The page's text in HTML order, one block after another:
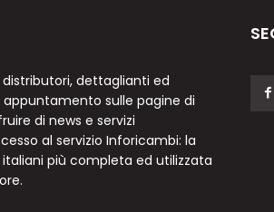
dettaglianti ed
sulle pagine di
di news e servizi
al servizio Inforicambi: la
più completa ed utilizzata